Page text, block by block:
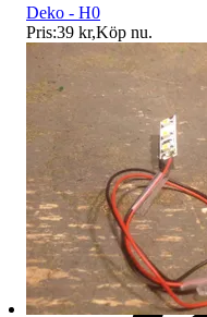
Deko - H0
Pris:39 kr,Köp nu.